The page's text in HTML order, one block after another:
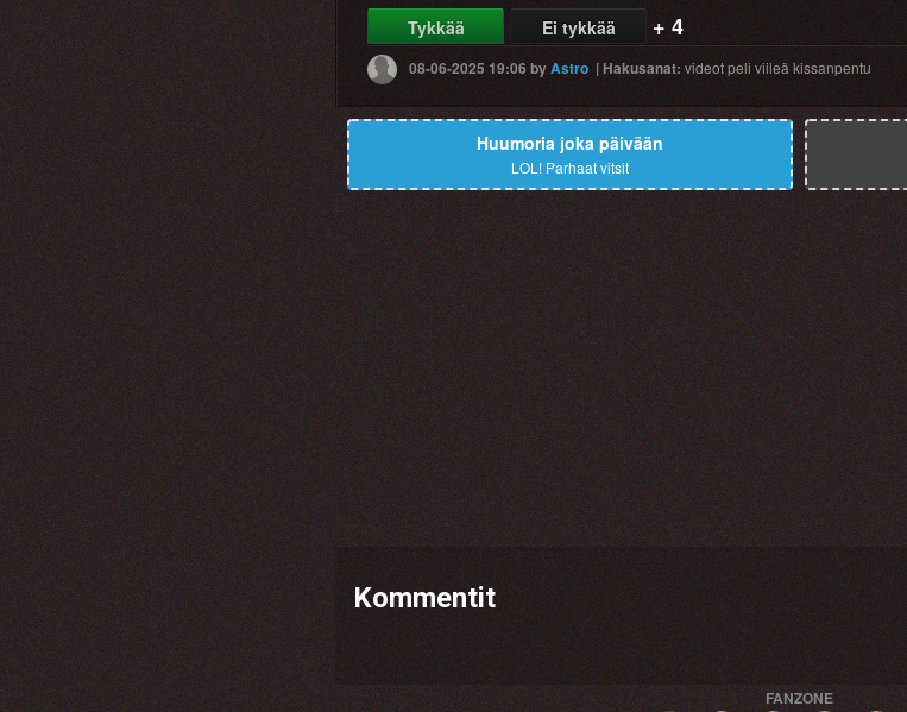
Tykkää Ei tykkää + 4
08-06-2025 19:06 byAstro |Hakusanat: videotpeli viileä kissanpentu
Huumoria joka päivään
LOL! Parhaat vitsit
Kommentit
FANZONE